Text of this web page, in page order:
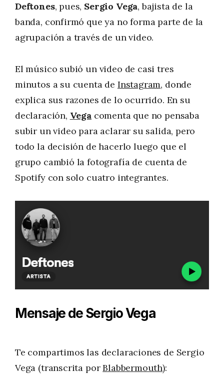
Deftones, pues, Sergio Vega, bajista de la
banda, confirmó que ya no forma parte de la
agrupación a través de un video.
El músico subió un video de casi tres
minutos a su cuenta de Instagram, donde
explica sus razones de lo ocurrido. En su
declaración, Vegacomenta que no pensaba
subir un video para aclarar su salida, pero
todo la decisión de hacerlo luego que el
grupo cambió la fotografía de cuenta de
Spotify con solo cuatro integrantes.
Mensaje de Sergio Vega
Te compartimos las declaraciones de Sergio
Vega (transcrita porBlabbermouth):